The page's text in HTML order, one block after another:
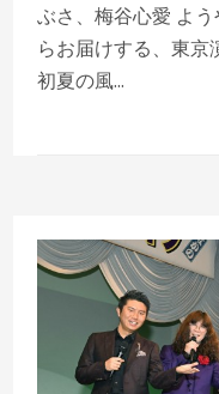
ぶさ、梅谷心愛 よ
らお届けする、東
初夏の風...